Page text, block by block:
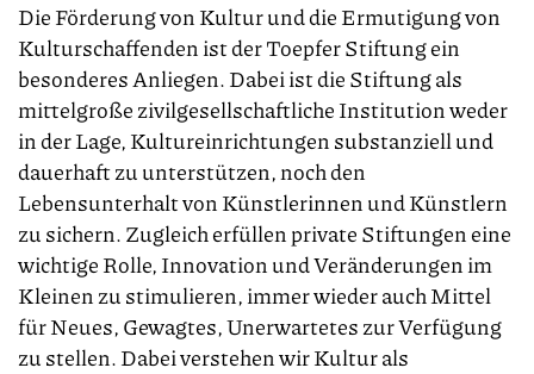
Die Förderung von Kultur und die Ermutigung von
Kulturschaffenden ist der Toepfer Stiftung ein
besonderes Anliegen. Dabei ist die Stiftung als
mittelgroße zivilgesellschaftliche Institution weder
in der Lage, Kultureinrichtungen substanziell und
dauerhaft zu unterstützen, noch den
Lebensunterhalt von Künstlerinnen und Künstlern
zu sichern. Zugleich erfüllen private Stiftungen eine
wichtige Rolle, Innovation und Veränderungen im
Kleinen zu stimulieren, immer wieder auch Mittel
für Neues, Gewagtes, Unerwartetes zur Verfügung
zu stellen. Dabei verstehen wir Kultur als